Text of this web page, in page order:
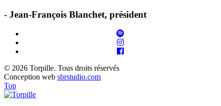
- Jean-François Blanchet, président
© 2026 Torpille. Tous droits réservés
Conception web sbrstudio.com
Top